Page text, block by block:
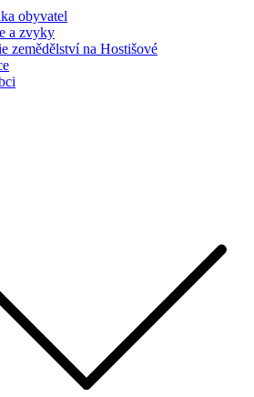
obyvatel
a zvyky
zemědělství na Hostišové